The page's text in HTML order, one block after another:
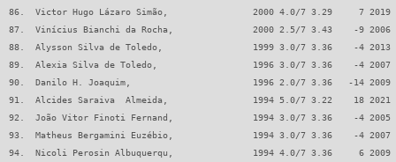
86.  Victor Hugo Lázaro Simão,                2000 4.0/7 3.29     7 2019
87.  Vinícius Bianchi da Rocha,               2000 2.5/7 3.43    -9 2006
88.  Alysson Silva de Toledo,                 1999 3.0/7 3.36    -4 2013
89.  Alexia Silva de Toledo,                  1996 3.0/7 3.36    -4 2007
90.  Danilo H. Joaquim,                       1996 2.0/7 3.36   -14 2009
91.  Alcides Saraiva  Almeida,                1994 5.0/7 3.22    18 2021
92.  João Vitor Finoti Fernand,               1994 3.0/7 3.36    -4 2005
93.  Matheus Bergamini Euzébio,               1994 3.0/7 3.36    -4 2007
94.  Nicoli Perosin Albuquerqu,               1994 4.0/7 3.36     6 2009